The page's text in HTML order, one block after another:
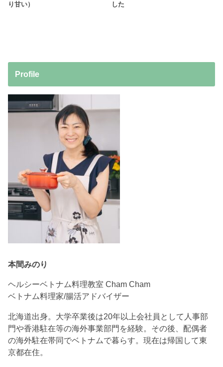
り甘い） した
Profile
本間みのり
ヘルシーベトナム料理教室 Cham Cham
ベトナム料理家/腸活アドバイザー
北海道出身。大学卒業後は20年以上会社員として人事部
門や香港駐在等の海外事業部門を経験。その後、配偶者
の海外駐在帯同でベトナムで暮らす。現在は帰国して東
京都在住。